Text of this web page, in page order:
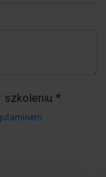
szkoleniu *